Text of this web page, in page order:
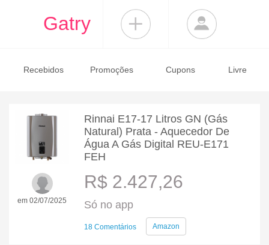
Gatry
Recebidos Promoções Cupons Livre
em 02/07/2025
Rinnai E17-17 Litros GN (Gás
Natural) Prata - Aquecedor De
Água A Gás Digital REU-E171
FEH
R$ 2.427,26
Só no app
18 Comentários Amazon